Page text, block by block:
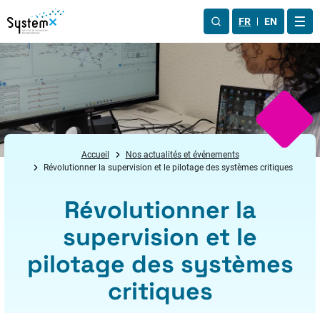
Aller au menu
Aller au contenu
Aller au pied de page
FR EN
Accueil
Nos actualités et événements
Révolutionner la supervision et le pilotage des systèmes critiques
Révolutionner la
supervision et le
pilotage des systèmes
critiques